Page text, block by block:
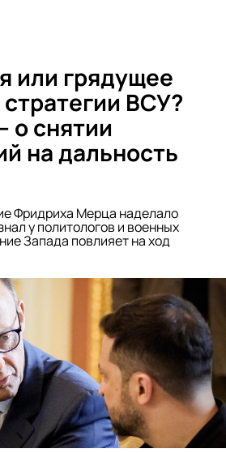
или грядущее
ВСУ?
о снятии
на дальность
Фридриха Мерца наделало
у политологов и военных
Запада повлияет на ход